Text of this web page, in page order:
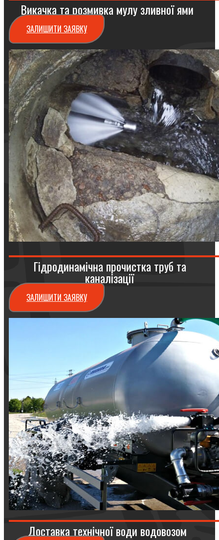
Викачка та розмивка мулу зливної ями
ЗАЛИШИТИ ЗАЯВКУ
Гідродинамічна прочистка труб та
каналізації
ЗАЛИШИТИ ЗАЯВКУ
Доставка технічної води водовозом